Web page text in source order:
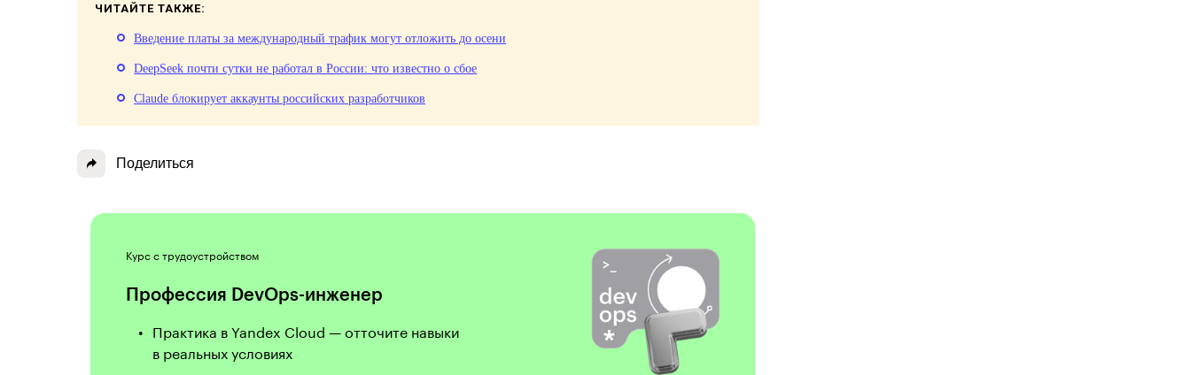
ЧИТАЙТЕ ТАКЖЕ:
Введение платы за международный трафик могут отложить до осени
DeepSeek почти сутки не работал в России: что известно о сбое
Claude блокирует аккаунты российских разработчиков
Поделиться
Курс с трудоустройством
Профессия DevOps-инженер
Практика в Yandex Cloud — отточите навыки
в реальных условиях